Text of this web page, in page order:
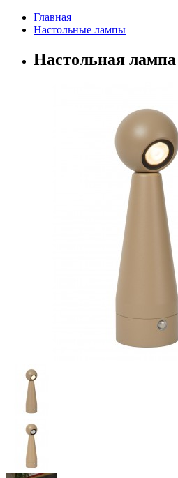
Главная
Настольные лампы
Настольная лампа